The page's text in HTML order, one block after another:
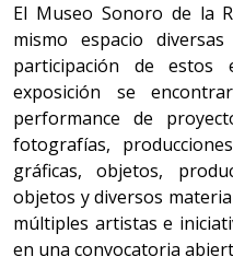
El Museo Sonoro de la
mismo espacio
participación de estos
exposición se
performance de
fotografías,
gráficas, objetos,
objetos y diversos
múltiples artistas e
en una convocatoria